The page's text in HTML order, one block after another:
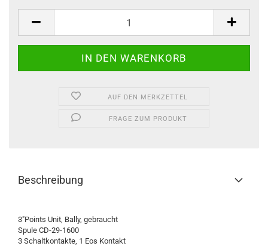
AUF DEN MERKZETTEL
FRAGE ZUM PRODUKT
Beschreibung
3"Points Unit, Bally, gebraucht
Spule CD-29-1600
3 Schaltkontakte, 1 Eos Kontakt